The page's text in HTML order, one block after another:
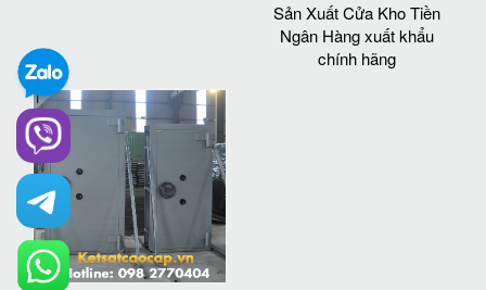
Sản Xuất Cửa Kho Tiền
Ngân Hàng xuất khẩu
chính hãng